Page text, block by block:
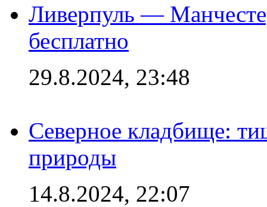
Ливерпуль —
бесплатно
29.8.2024, 23:48
Северное кладбище:
природы
14.8.2024, 22:07